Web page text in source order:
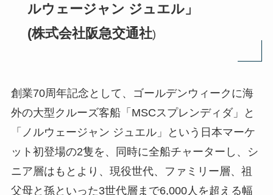
ルウェージャン ジュエル」
(株式会社阪急交通社)
創業70周年記念として、ゴールデンウィークに海
外の大型クルーズ客船「MSCスプレンディダ」と
「ノルウェージャン ジュエル」という日本マーケ
ット初登場の2隻を、同時に全船チャーターし、シ
ニア層はもとより、現役世代、ファミリー層、祖
父母と孫といった3世代層まで6,000人を超える幅